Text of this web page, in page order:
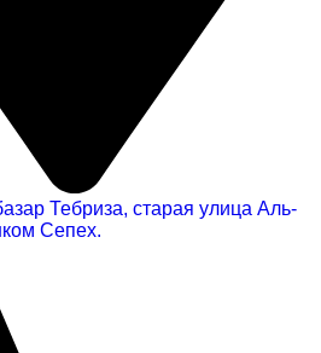
Тебриза, старая улица Аль-
Сепех.